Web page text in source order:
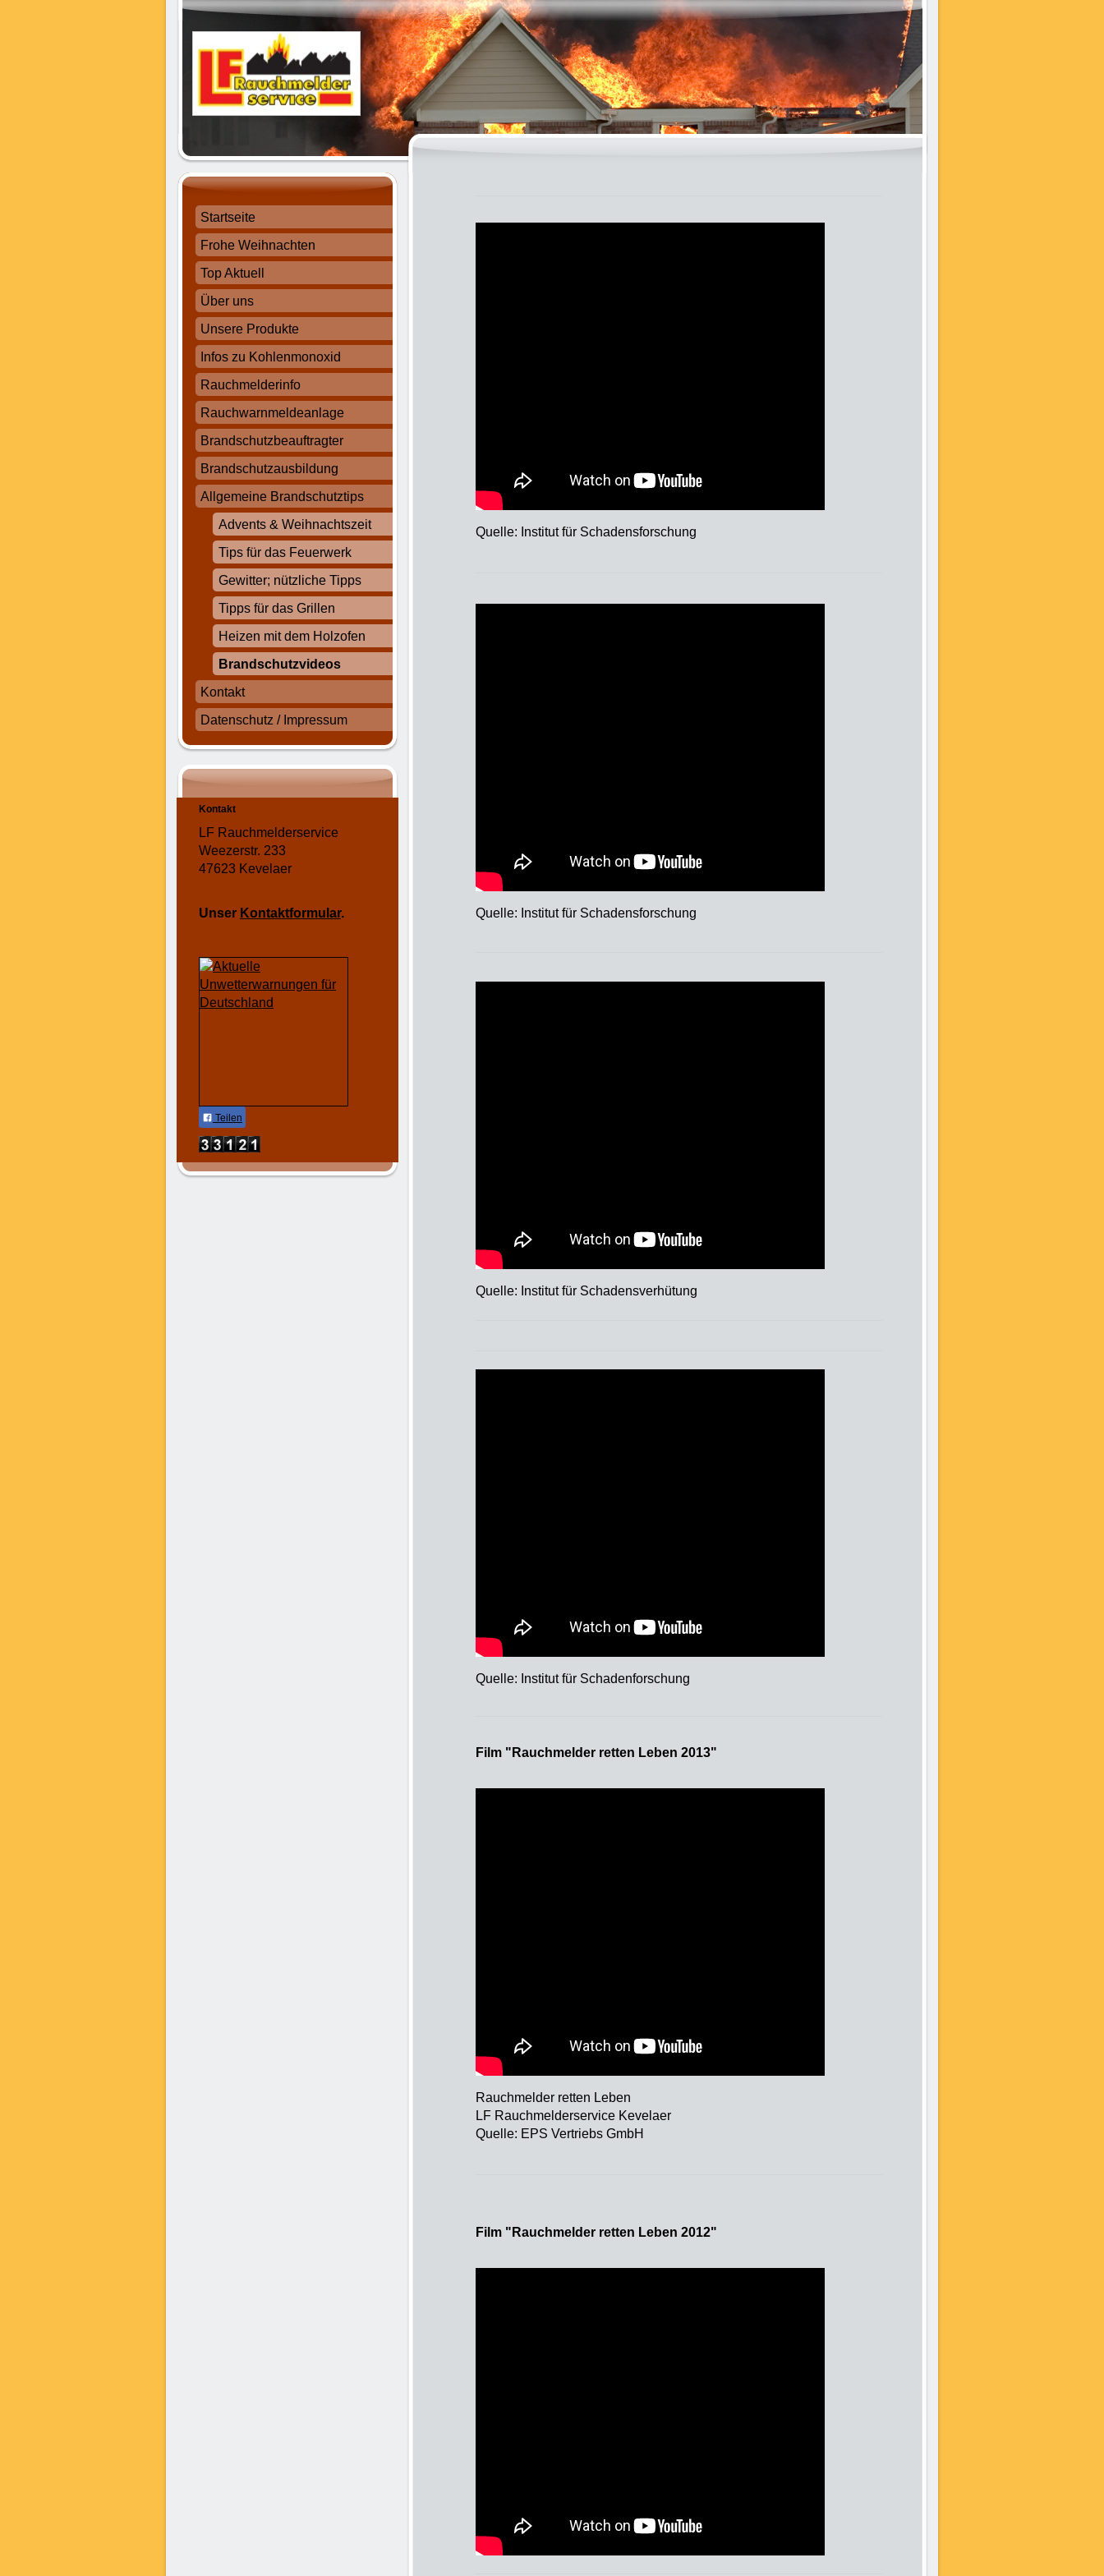
Quelle: Institut für Schadensforschung
Quelle: Institut für Schadensforschung
Quelle: Institut für Schadensverhütung
Quelle: Institut für Schadenforschung
Film "Rauchmelder retten Leben 2013"
Rauchmelder retten Leben
LF Rauchmelderservice Kevelaer
Quelle: EPS Vertriebs GmbH
Film "Rauchmelder retten Leben 2012"
Startseite
Frohe Weihnachten
Top Aktuell
Über uns
Unsere Produkte
Infos zu Kohlenmonoxid
Rauchmelderinfo
Rauchwarnmeldeanlage
Brandschutzbeauftragter
Brandschutzausbildung
Allgemeine Brandschutztips
Advents & Weihnachtszeit
Tips für das Feuerwerk
Gewitter; nützliche Tipps
Tipps für das Grillen
Heizen mit dem Holzofen
Brandschutzvideos
Kontakt
Datenschutz / Impressum
Kontakt
LF Rauchmelderservice
Weezerstr. 233
47623 Kevelaer
Unser Kontaktformular.
Teilen